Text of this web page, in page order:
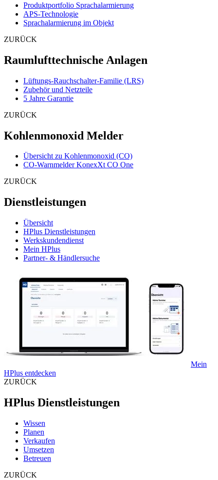
Produktportfolio Sprachalarmierung
APS-Technologie
Sprachalarmierung im Objekt
ZURÜCK
Raumlufttechnische Anlagen
Lüftungs-Rauchschalter-Familie (LRS)
Zubehör und Netzteile
5 Jahre Garantie
ZURÜCK
Kohlenmonoxid Melder
Übersicht zu Kohlenmonoxid (CO)
CO-Warnmelder KonexXt CO One
ZURÜCK
Dienstleistungen
Übersicht
HPlus Dienstleistungen
Werkskundendienst
Mein HPlus
Partner- & Händlersuche
Mein
HPlus entdecken
ZURÜCK
HPlus Dienstleistungen
Wissen
Planen
Verkaufen
Umsetzen
Betreuen
ZURÜCK